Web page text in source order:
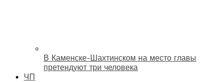
В Каменске-Шахтинском на место главы
претендуют три человека
ЧП